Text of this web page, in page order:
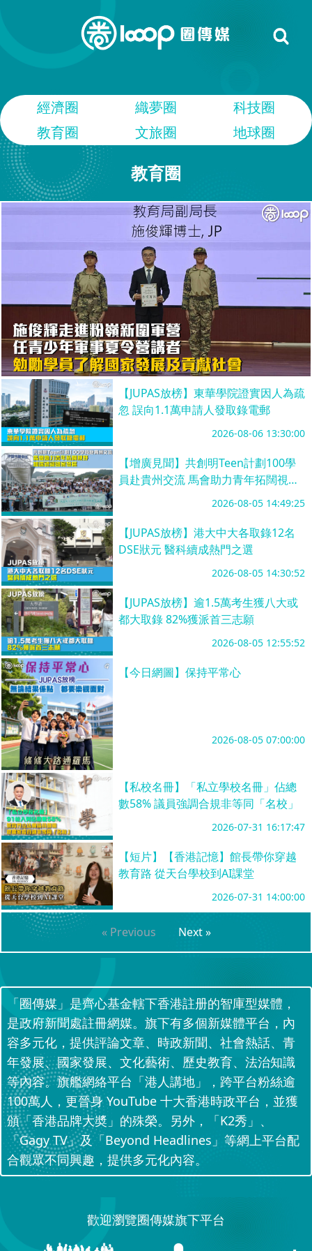
經濟圈 織夢圈
科技圈
教育圈
文旅圈 地球圈
教育圈
【JUPAS放榜】東華學院證實因人為疏
忽 誤向1.1萬申請人發取錄電郵
2026-08-06 13:30:00
【增廣見聞】共創明Teen計劃100學
員赴貴州交流 馬會助力青年拓闊視野
2026-08-05 14:49:25
【JUPAS放榜】港大中大各取錄12名
DSE狀元 醫科續成熱門之選
2026-08-05 14:30:52
【JUPAS放榜】逾1.5萬考生獲八大或
都大取錄 82%獲派首三志願
2026-08-05 12:55:52
【今日網圖】保持平常心
2026-08-05 07:00:00
【私校名冊】「私立學校名冊」佔總
數58% 議員強調合規非等同「名校」
2026-07-31 16:17:47
【短片】【香港記憶】館長帶你穿越
教育路 從天台學校到AI課堂
2026-07-31 14:00:00
« Previous Next »
「圈傳媒」是齊心基金轄下香港註册的智庫型媒體，
是政府新聞處註冊網媒。旗下有多個新媒體平台，內
容多元化，提供評論文章、時政新聞、社會熱話、青
年發展、國家發展、文化藝術、歷史教育、法治知識
等內容。旗艦網絡平台「港人講地」，跨平台粉絲逾
100萬人，更晉身 YouTube 十大香港時政平台，並獲
頒「香港品牌大奬」的殊榮。另外，「K2秀」、
「Gagy TV」及「Beyond Headlines」等網上平台配
合觀眾不同興趣，提供多元化內容。
歡迎瀏覽圈傳媒旗下平台